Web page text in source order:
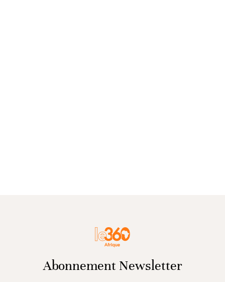
Abonnement Newsletter